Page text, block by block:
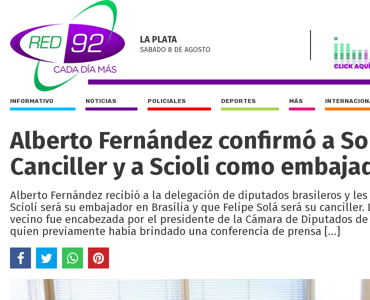
LA PLATA
SABADO 8 DE AGOSTO
INFORMATIVO NOTICIAS POLICIALES DEPORTES MÁS
Alberto Fernández confirmó a
Canciller y a Scioli como
Alberto Fernández recibió a la delegación de diputados brasileros y
Scioli será su embajador en Brasilia y que Felipe Solá será su
vecino fue encabezada por el presidente de la Cámara de Diputados
quien previamente había brindado una conferencia de prensa […]